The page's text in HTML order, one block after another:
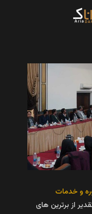
و خدمات
از برترین های